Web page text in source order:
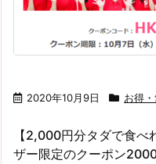
2020年10月9日 お得
【2,000円分タダで食
ザー限定のクーポン